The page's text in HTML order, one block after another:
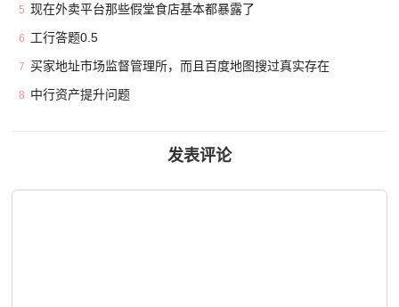
5 现在外卖平台那些假堂食店基本都暴露了
6 工行答题0.5
7 买家地址市场监督管理所，而且百度地图搜过真实存在
8 中行资产提升问题
发表评论